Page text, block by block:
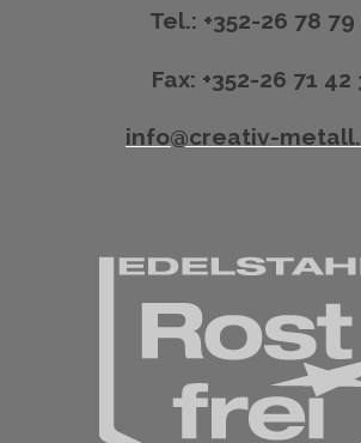
Tel.: +352-26 78 79
Fax: +352-26 71 42
info@creativ-